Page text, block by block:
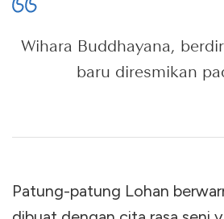
Wihara Buddhayana,
baru diresmikan
Patung-patung Lohan